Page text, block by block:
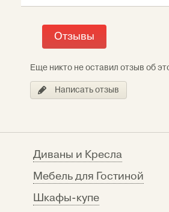
Отзывы
Еще никто не оставил отзыв об
Написать отзыв
Диваны и Кресла
Мебель для Гостиной
Шкафы-купе